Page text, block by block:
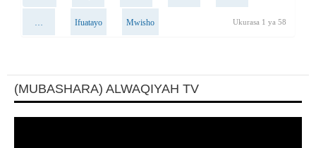
… Ifuatayo Mwisho Ukurasa 1 ya 58
(MUBASHARA) ALWAQIYAH TV